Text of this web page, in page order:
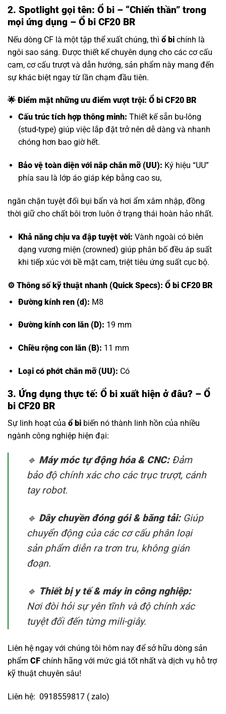
2. Spotlight gọi tên: Ổ bi – “Chiến thần” trong
mọi ứng dụng – Ổ bi CF20 BR
Nếu dòng CF là một tập thể xuất chúng, thì ổ bi chính là
ngôi sao sáng. Được thiết kế chuyên dụng cho các cơ cấu
cam, cơ cấu trượt và dẫn hướng, sản phẩm này mang đến
sự khác biệt ngay từ lần chạm đầu tiên.
🌟 Điểm mặt những ưu điểm vượt trội: Ổ bi CF20 BR
Cấu trúc tích hợp thông minh: Thiết kế sẵn bu-lông
(stud-type) giúp việc lắp đặt trở nên dễ dàng và nhanh
chóng hơn bao giờ hết.
Bảo vệ toàn diện với nắp chắn mỡ (UU): Ký hiệu “UU”
phía sau là lớp áo giáp kép bằng cao su,
ngăn chặn tuyệt đối bụi bẩn và hơi ẩm xâm nhập, đồng
thời giữ cho chất bôi trơn luôn ở trạng thái hoàn hảo nhất.
Khả năng chịu va đập tuyệt vời: Vành ngoài có biên
dạng vương miện (crowned) giúp phân bố đều áp suất
khi tiếp xúc với bề mặt cam, triệt tiêu ứng suất cục bộ.
⚙️ Thông số kỹ thuật nhanh (Quick Specs): Ổ bi CF20 BR
Đường kính ren (d): M8
Đường kính con lăn (D): 19 mm
Chiều rộng con lăn (B): 11 mm
Loại có phớt chắn mỡ (UU): Có
3. Ứng dụng thực tế: Ổ bi xuất hiện ở đâu? – Ổ
bi CF20 BR
Sự linh hoạt của ổ bi biến nó thành linh hồn của nhiều
ngành công nghiệp hiện đại:
🔹 Máy móc tự động hóa & CNC:Đảm
bảo độ chính xác cho các trục trượt, cánh
tay robot.
🔹 Dây chuyền đóng gói & băng tải:Giúp
chuyển động của các cơ cấu phân loại
sản phẩm diễn ra trơn tru, không gián
đoạn.
🔹 Thiết bị y tế & máy in công nghiệp:
Nơi đòi hỏi sự yên tĩnh và độ chính xác
tuyệt đối đến từng mili-giây.
Liên hệ ngay với chúng tôi hôm nay để sở hữu dòng sản
phẩm CF chính hãng với mức giá tốt nhất và dịch vụ hỗ trợ
kỹ thuật chuyên sâu!
Liên hệ: 0918559817 ( zalo)